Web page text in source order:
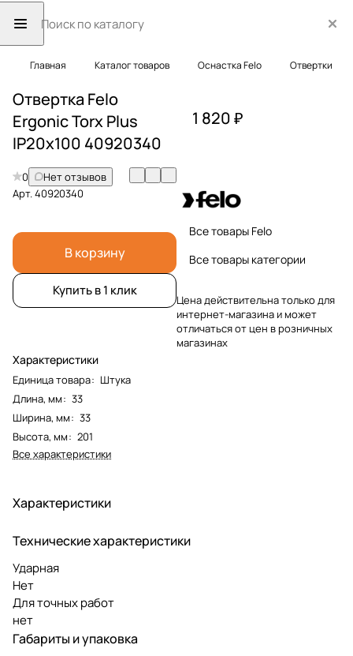
Главная Каталог товаров Оснастка Felo Отвертки
Отвертка Felo
Ergonic Torx Plus
IP20x100 40920340
0
Нет отзывов
Арт.40920340
В корзину
Купить в 1 клик
Характеристики
Единица товара: Штука
Длина, мм: 33
Ширина, мм: 33
Высота, мм: 201
Все характеристики
1 820 ₽
Все товары Felo
Все товары категории
Цена действительна только для
интернет-магазина и может
отличаться от цен в розничных
магазинах
Характеристики
Технические характеристики
Ударная
Нет
Для точных работ
нет
Габариты и упаковка